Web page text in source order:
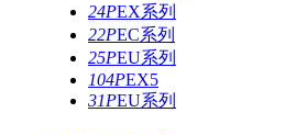
24PEX系列
22PEC系列
25PEU系列
104PEX5
31PEU系列